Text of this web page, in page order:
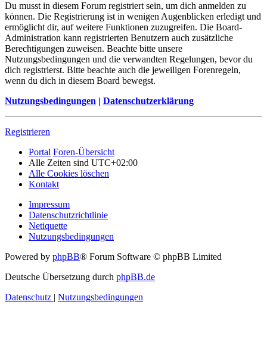
Du musst in diesem Forum registriert sein, um dich anmelden zu
können. Die Registrierung ist in wenigen Augenblicken erledigt und
ermöglicht dir, auf weitere Funktionen zuzugreifen. Die Board-
Administration kann registrierten Benutzern auch zusätzliche
Berechtigungen zuweisen. Beachte bitte unsere
Nutzungsbedingungen und die verwandten Regelungen, bevor du
dich registrierst. Bitte beachte auch die jeweiligen Forenregeln,
wenn du dich in diesem Board bewegst.
Nutzungsbedingungen | Datenschutzerklärung
Registrieren
Portal Foren-Übersicht
Alle Zeiten sind UTC+02:00
Alle Cookies löschen
Kontakt
Impressum
Datenschutzrichtlinie
Netiquette
Nutzungsbedingungen
Powered by phpBB® Forum Software © phpBB Limited
Deutsche Übersetzung durch phpBB.de
Datenschutz | Nutzungsbedingungen